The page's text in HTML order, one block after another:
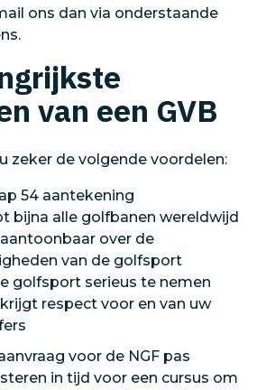
ons dan via onderstaande
van een GVB
zeker de volgende voordelen:
54 aantekening
bijna alle golfbanen wereldwijd
over de
van de golfsport
golfsport serieus te nemen
respect voor en van uw
voor de NGF pas
in tijd voor een cursus om